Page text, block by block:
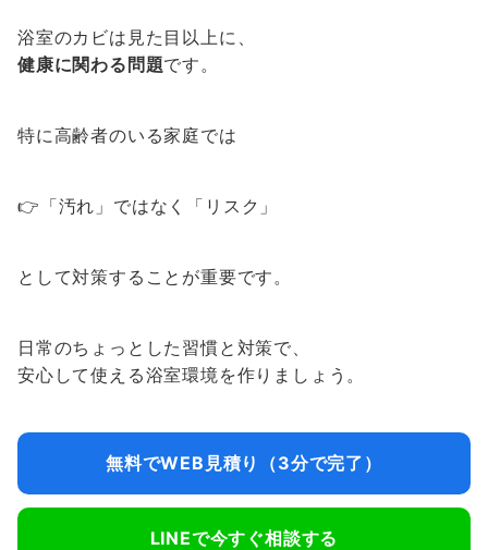
浴室のカビは見た目以上に、
健康に関わる問題です。
特に高齢者のいる家庭では
👉「汚れ」ではなく「リスク」
として対策することが重要です。
日常のちょっとした習慣と対策で、
安心して使える浴室環境を作りましょう。
無料でWEB見積り（3分で完了）
LINEで今すぐ相談する